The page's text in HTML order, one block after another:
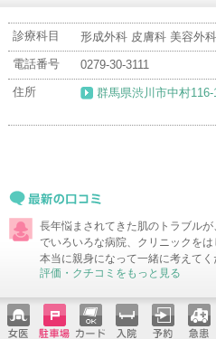
診療科目
形成外科 皮膚科 美容外科
電話番号
0279-30-3111
住所
群馬県渋川市中村116-
最新の口コミ長年悩まされてきた肌のトラブル
でいろいろな病院、クリニックを
本当に親身になって一緒に考えて
評価・クチコミをもっと見る